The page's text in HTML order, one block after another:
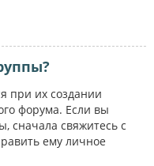
при их создании
форума. Если вы
сначала свяжитесь с
ему личное